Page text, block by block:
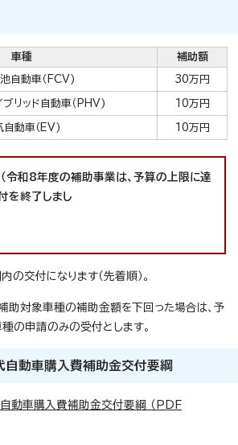
車種 補助額
自動車（FCV) 30万円
ブリッド自動車（PHV) 10万円
自動車（EV) 10万円
8年度の補助事業は、予算の上限に達
を終了しまし
）
の交付になります（先着順）。
助対象車種の補助金額を下回った場合は、予
の申請のみの受付とします。
自動車購入費補助金交付要綱
動車購入費補助金交付要綱 （PDF